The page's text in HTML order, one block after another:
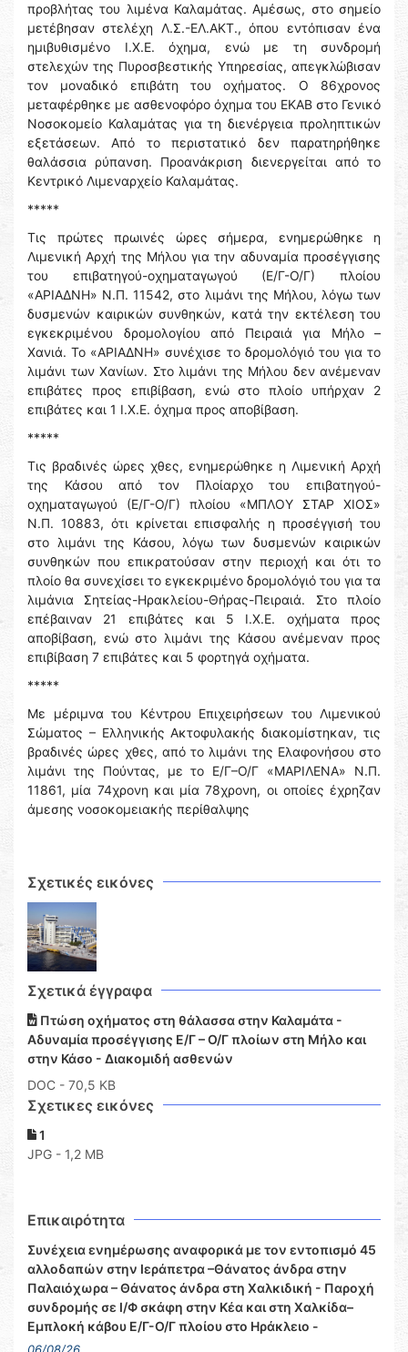
προβλήτας του λιμένα Καλαμάτας. Αμέσως, στο σημείο
μετέβησαν στελέχη Λ.Σ.-ΕΛ.ΑΚΤ., όπου εντόπισαν ένα
ημιβυθισμένο Ι.Χ.Ε. όχημα, ενώ με τη συνδρομή
στελεχών της Πυροσβεστικής Υπηρεσίας, απεγκλώβισαν
τον μοναδικό επιβάτη του οχήματος. Ο 86χρονος
μεταφέρθηκε με ασθενοφόρο όχημα του ΕΚΑΒ στο Γενικό
Νοσοκομείο Καλαμάτας για τη διενέργεια προληπτικών
εξετάσεων. Από το περιστατικό δεν παρατηρήθηκε
θαλάσσια ρύπανση. Προανάκριση διενεργείται από το
Κεντρικό Λιμεναρχείο Καλαμάτας.
*****
Τις πρώτες πρωινές ώρες σήμερα, ενημερώθηκε η
Λιμενική Αρχή της Μήλου για την αδυναμία προσέγγισης
του επιβατηγού-οχηματαγωγού (Ε/Γ-Ο/Γ) πλοίου
«ΑΡΙΑΔΝΗ» Ν.Π. 11542, στο λιμάνι της Μήλου, λόγω των
δυσμενών καιρικών συνθηκών, κατά την εκτέλεση του
εγκεκριμένου δρομολογίου από Πειραιά για Μήλο –
Χανιά. Το «ΑΡΙΑΔΝΗ» συνέχισε το δρομολόγιό του για το
λιμάνι των Χανίων. Στο λιμάνι της Μήλου δεν ανέμεναν
επιβάτες προς επιβίβαση, ενώ στο πλοίο υπήρχαν 2
επιβάτες και 1 Ι.Χ.Ε. όχημα προς αποβίβαση.
*****
Τις βραδινές ώρες χθες, ενημερώθηκε η Λιμενική Αρχή
της Κάσου από τον Πλοίαρχο του επιβατηγού-
οχηματαγωγού (Ε/Γ-Ο/Γ) πλοίου «ΜΠΛΟΥ ΣΤΑΡ ΧΙΟΣ»
Ν.Π. 10883, ότι κρίνεται επισφαλής η προσέγγισή του
στο λιμάνι της Κάσου, λόγω των δυσμενών καιρικών
συνθηκών που επικρατούσαν στην περιοχή και ότι το
πλοίο θα συνεχίσει το εγκεκριμένο δρομολόγιό του για τα
λιμάνια Σητείας-Ηρακλείου-Θήρας-Πειραιά. Στο πλοίο
επέβαιναν 21 επιβάτες και 5 Ι.Χ.Ε. οχήματα προς
αποβίβαση, ενώ στο λιμάνι της Κάσου ανέμεναν προς
επιβίβαση 7 επιβάτες και 5 φορτηγά οχήματα.
*****
Με μέριμνα του Κέντρου Επιχειρήσεων του Λιμενικού
Σώματος – Ελληνικής Ακτοφυλακής διακομίστηκαν, τις
βραδινές ώρες χθες, από το λιμάνι της Ελαφονήσου στο
λιμάνι της Πούντας, με το Ε/Γ–Ο/Γ «ΜΑΡΙΛΕΝΑ» Ν.Π.
11861, μία 74χρονη και μία 78χρονη, οι οποίες έχρηζαν
άμεσης νοσοκομειακής περίθαλψης
Σχετικές εικόνες
Σχετικά έγγραφα
Πτώση οχήματος στη θάλασσα στην Καλαμάτα -
Αδυναμία προσέγγισης Ε/Γ – Ο/Γ πλοίων στη Μήλο και
στην Κάσο - Διακομιδή ασθενών
DOC - 70,5 KB
Σχετικες εικόνες
1
JPG - 1,2 MB
Επικαιρότητα
Συνέχεια ενημέρωσης αναφορικά με τον εντοπισμό 45
αλλοδαπών στην Ιεράπετρα –Θάνατος άνδρα στην
Παλαιόχωρα – Θάνατος άνδρα στη Χαλκιδική - Παροχή
συνδρομής σε Ι/Φ σκάφη στην Κέα και στη Χαλκίδα–
Εμπλοκή κάβου Ε/Γ-Ο/Γ πλοίου στο Ηράκλειο -